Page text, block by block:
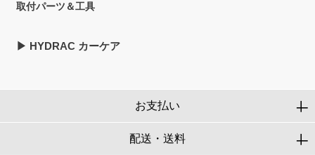
取付パーツ＆工具
▶︎ HYDRAC カーケア
お支払い
配送・送料